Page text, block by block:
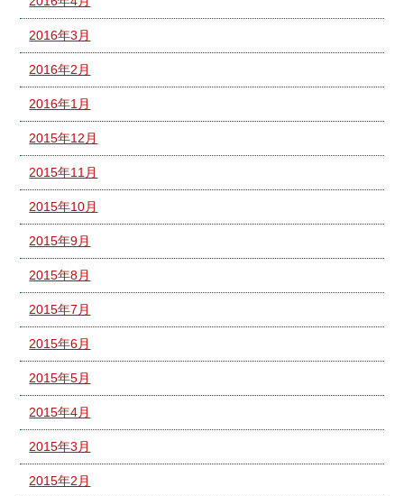
2016年3月
2016年2月
2016年1月
2015年12月
2015年11月
2015年10月
2015年9月
2015年8月
2015年7月
2015年6月
2015年5月
2015年4月
2015年3月
2015年2月